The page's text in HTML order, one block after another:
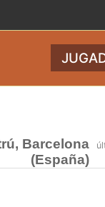
Barcelona
(España)